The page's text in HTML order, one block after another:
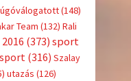
(148)
Team (132) Rali
(373) sport
(316) Szalay
utazás (126)